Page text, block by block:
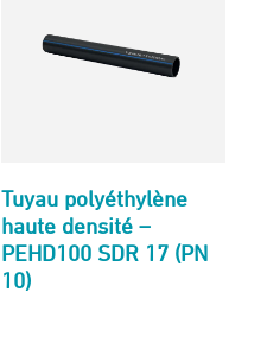
Tuyau polyéthylène
haute densité –
PEHD100 SDR 17 (PN
10)